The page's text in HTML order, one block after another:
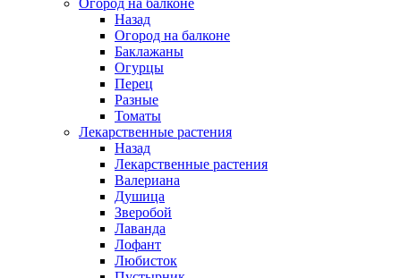
Огород на балконе
Назад
Огород на балконе
Баклажаны
Огурцы
Перец
Разные
Томаты
Лекарственные растения
Назад
Лекарственные растения
Валериана
Душица
Зверобой
Лаванда
Лофант
Любисток